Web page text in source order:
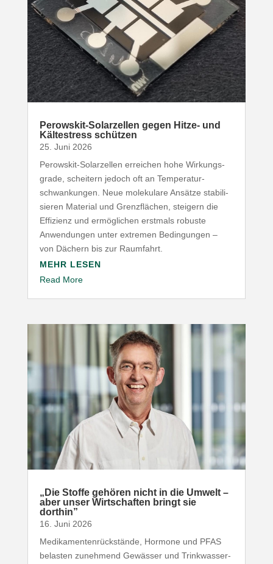
Perowskit-​Solarzellen gegen Hitze- und
Kälte­stress schützen
25. Juni 2026
Perowskit-​Solarzellen erreichen hohe Wirkungs­
grade, scheitern jedoch oft an Tempe­ra­tur­
schwan­kungen. Neue mole­kulare Ansätze stabi­li­
sieren Material und Grenz­flächen, steigern die
Effizienz und ermög­lichen erstmals robuste
Anwen­dungen unter extremen Bedin­gungen –
von Dächern bis zur Raumfahrt.
MEHR LESEN
Read More
„ Die Stoffe gehören nicht in die Umwelt –
aber unser Wirt­schaften bringt sie
dorthin”
16. Juni 2026
Medi­ka­men­ten­rück­stände, Hormone und PFAS
belasten zunehmend Gewässer und Trink­was­ser­